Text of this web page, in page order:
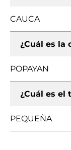
CAUCA
¿Cuál es la
POPAYAN
¿Cuál es el
PEQUEÑA